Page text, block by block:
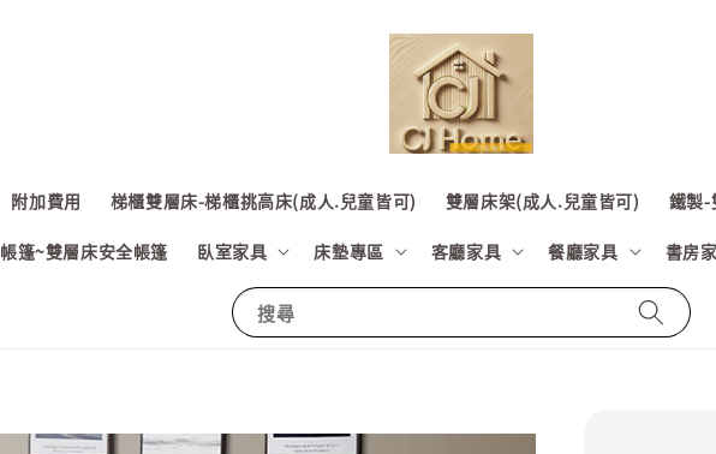
搜尋
附加費用 梯櫃雙層床-梯櫃挑高床(成人.兒童皆可) 雙層床架(成人.兒童皆可) 鐵製-
帳篷~雙層床安全帳篷 臥室家具 床墊專區 客廳家具 餐廳家具 書房